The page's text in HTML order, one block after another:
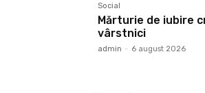
Social
Mărturie de iubire
vârstnici
admin - 6 august 2026